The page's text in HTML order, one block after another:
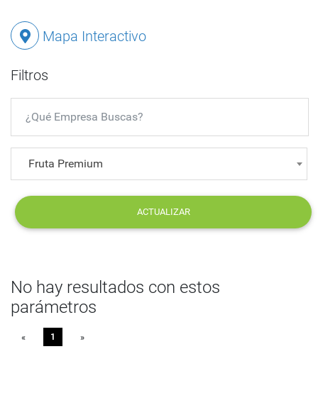
Mapa Interactivo
Filtros
Fruta Premium
ACTUALIZAR
No hay resultados con estos
parámetros
« Previous
1 »